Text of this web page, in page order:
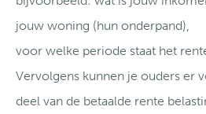
jouw woning (hun onderpand),
voor welke periode staat het
Vervolgens kunnen je ouders er
deel van de betaalde rente